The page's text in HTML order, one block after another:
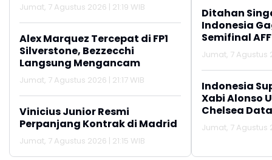
Jumat, 7 Agustus 2026 | 21:19 WIB
Alex Marquez Tercepat di FP1
Silverstone, Bezzecchi
Langsung Mengancam
Jumat, 7 Agustus 2026 | 21:17 WIB
Vinicius Junior Resmi
Perpanjang Kontrak di Madrid
Jumat, 7 Agustus 2026 | 21:15 WIB
Ditahan
Indonesia
Semifinal
Jumat, 7 Agustus
Indonesia
Xabi Alonso
Chelsea
Jumat, 7 Agustus